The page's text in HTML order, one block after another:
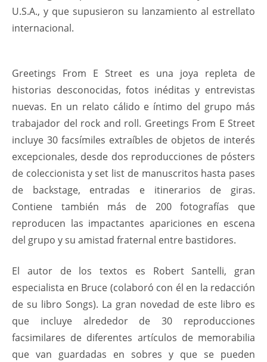
U.S.A., y que supusieron su lanzamiento al estrellato
internacional.
Greetings From E Street es una joya repleta de
historias desconocidas, fotos inéditas y entrevistas
nuevas. En un relato cálido e íntimo del grupo más
trabajador del rock and roll. Greetings From E Street
incluye 30 facsímiles extraíbles de objetos de interés
excepcionales, desde dos reproducciones de pósters
de coleccionista y set list de manuscritos hasta pases
de backstage, entradas e itinerarios de giras.
Contiene también más de 200 fotografías que
reproducen las impactantes apariciones en escena
del grupo y su amistad fraternal entre bastidores.
El autor de los textos es Robert Santelli, gran
especialista en Bruce (colaboró con él en la redacción
de su libro Songs). La gran novedad de este libro es
que incluye alrededor de 30 reproducciones
facsimilares de diferentes artículos de memorabilia
que van guardadas en sobres y que se pueden